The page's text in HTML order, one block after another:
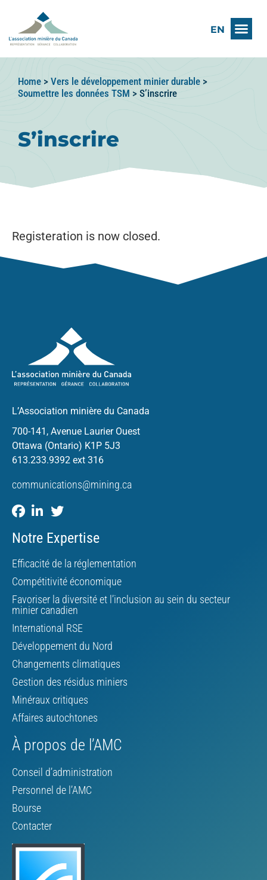
EN
Home > Vers le développement minier durable >
Soumettre les données TSM > S’inscrire
S’inscrire
Registeration is now closed.
L’Association minière du Canada
700-141, Avenue Laurier Ouest
Ottawa (Ontario) K1P 5J3
613.233.9392 ext 316
communications@mining.ca
Notre Expertise
Efficacité de la réglementation
Compétitivité économique
Favoriser la diversité et l’inclusion au sein du secteur
minier canadien
International RSE
Développement du Nord
Changements climatiques
Gestion des résidus miniers
Minéraux critiques
Affaires autochtones
À propos de l’AMC
Conseil d’administration
Personnel de l’AMC
Bourse
Contacter